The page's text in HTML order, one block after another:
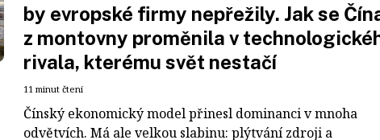
by evropské firmy nepřežily. Jak se
z montovny proměnila v
rivala, kterému svět nestačí
11 minut čtení
Čínský ekonomický model přinesl dominanci v mnoha
odvětvích. Má ale velkou slabinu: plýtvání zdroji a